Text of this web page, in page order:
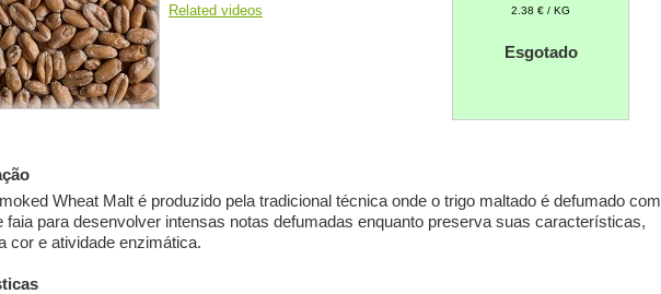
Related videos
2.38 € / KG
Esgotado
Wheat Malt é produzido pela tradicional técnica onde o trigo maltado é defumado com
faia para desenvolver intensas notas defumadas enquanto preserva suas características,
cor e atividade enzimática.